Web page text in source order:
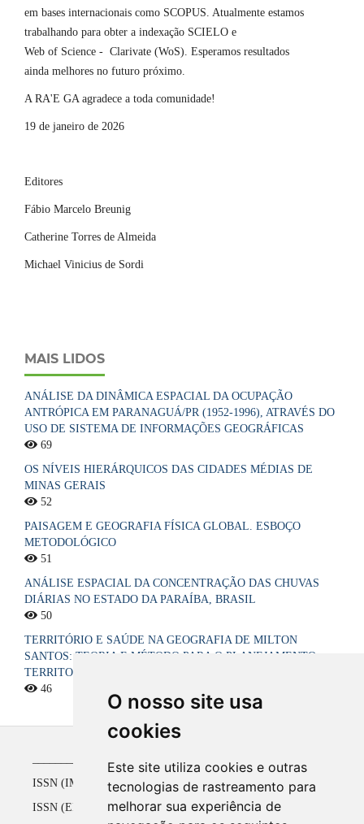
O nosso site usa
cookies
Este site utiliza cookies e outras
tecnologias de rastreamento para
melhorar sua experiência de
em bases internacionais como SCOPUS. Atualmente estamos
trabalhando para obter a indexação SCIELO e
Web of Science - Clarivate (WoS). Esperamos resultados
ainda melhores no futuro próximo.
A RA'E GA agradece a toda comunidade!
19 de janeiro de 2026
Editores
Fábio Marcelo Breunig
Catherine Torres de Almeida
Michael Vinicius de Sordi
MAIS LIDOS
ANÁLISE DA DINÂMICA ESPACIAL DA OCUPAÇÃO
ANTRÓPICA EM PARANAGUÁ/PR (1952-1996), ATRAVÉS DO
USO DE SISTEMA DE INFORMAÇÕES GEOGRÁFICAS
69
OS NÍVEIS HIERÁRQUICOS DAS CIDADES MÉDIAS DE
MINAS GERAIS
52
PAISAGEM E GEOGRAFIA FÍSICA GLOBAL. ESBOÇO
METODOLÓGICO
51
ANÁLISE ESPACIAL DA CONCENTRAÇÃO DAS CHUVAS
DIÁRIAS NO ESTADO DA PARAÍBA, BRASIL
50
TERRITÓRIO E SAÚDE NA GEOGRAFIA DE MILTON
SANTOS: TEORIA E MÉTODO PARA O PLANEJAMENTO
TERRITORIAL DO SISTEMA ÚNICO DE SAÚDE NO BRASIL
46
ISSN (IMPRESSO) 1516-4136 até 2008
ISSN (ELETRÔNICO) 2177-2738 a partir de 2009